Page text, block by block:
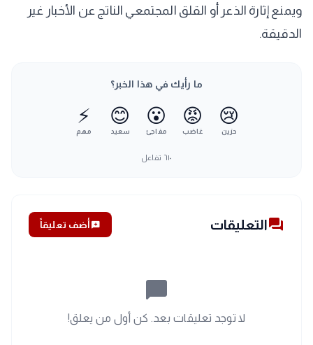
ويمنع إثارة الذعر أو القلق المجتمعي الناتج عن الأخبار غير
الدقيقة.
ما رأيك في هذا الخبر؟
😢
حزين
😡
غاضب
😮
مفاجئ
😊
سعيد
⚡
مهم
٦١٠ تفاعل
forumالتعليقات add_commentأضف تعليقاً
chat_bubble_outline
لا توجد تعليقات بعد. كن أول من يعلق!